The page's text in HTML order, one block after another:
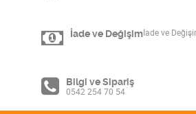
İade ve Değişim İade ve
Bilgi ve Sipariş
0542 254 70 54